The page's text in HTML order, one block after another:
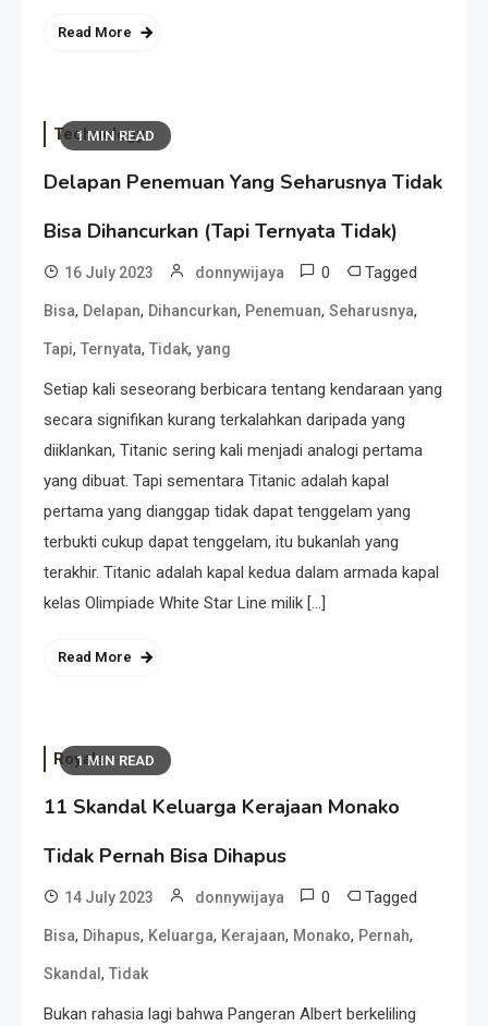
Read More
1 MIN READ
Technology
Delapan Penemuan Yang Seharusnya Tidak
Bisa Dihancurkan (Tapi Ternyata Tidak)
16 July 2023 donnywijaya 0 Tagged
Bisa, Delapan, Dihancurkan, Penemuan, Seharusnya,
Tapi, Ternyata, Tidak, yang
Setiap kali seseorang berbicara tentang kendaraan yang
secara signifikan kurang terkalahkan daripada yang
diiklankan, Titanic sering kali menjadi analogi pertama
yang dibuat. Tapi sementara Titanic adalah kapal
pertama yang dianggap tidak dapat tenggelam yang
terbukti cukup dapat tenggelam, itu bukanlah yang
terakhir. Titanic adalah kapal kedua dalam armada kapal
kelas Olimpiade White Star Line milik […]
Read More
1 MIN READ
Royals
11 Skandal Keluarga Kerajaan Monako
Tidak Pernah Bisa Dihapus
14 July 2023 donnywijaya 0 Tagged
Bisa, Dihapus, Keluarga, Kerajaan, Monako, Pernah,
Skandal , Tidak
Bukan rahasia lagi bahwa Pangeran Albert berkeliling